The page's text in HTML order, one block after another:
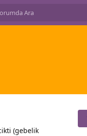
(gebelik